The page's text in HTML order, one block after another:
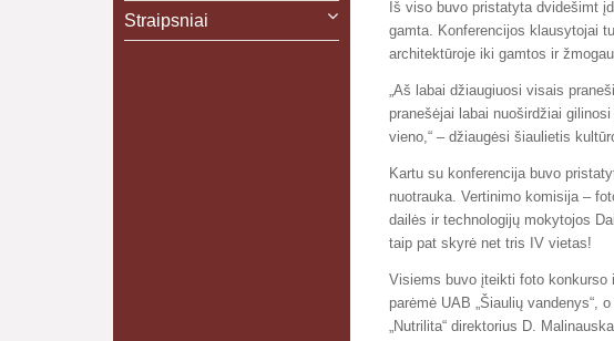
Iš viso buvo pristatyta dvidešimt
gamta. Konferencijos klausytojai
architektūroje iki gamtos ir
„Aš labai džiaugiuosi visais
pranešėjai labai nuoširdžiai
vieno,“ – džiaugėsi šiaulietis
Kartu su konferencija buvo
nuotrauka. Vertinimo komisija –
dailės ir technologijų mokytojos
taip pat skyrė net tris IV vietas!
Visiems buvo įteikti foto konkurso
parėmė UAB „Šiaulių vandenys“,
„Nutrilita“ direktorius D.
Straipsniai